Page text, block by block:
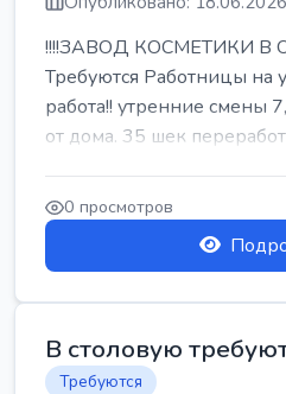
!!!!ЗАВОД КОСМЕТИКИ В
Требуются Работницы на
работа!! утренние смены
от дома. 35 шек
0 просмотров
В столовую
Требуются